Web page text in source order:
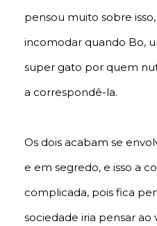
pensou muito sobre
incomodar quando Bo,
super gato por quem
a correspondê-la.
Os dois acabam se
e em segredo, e isso a
complicada, pois fica
sociedade iria pensar